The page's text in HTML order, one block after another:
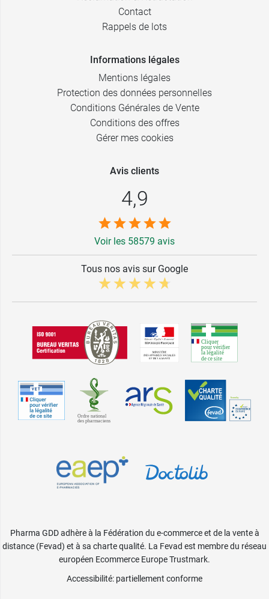
Contact
Rappels de lots
Informations légales
Mentions légales
Protection des données personnelles
Conditions Générales de Vente
Conditions des offres
Gérer mes cookies
Avis clients
4,9
Voir les 58579 avis
Tous nos avis sur Google
Pharma GDD adhère à la Fédération du e-commerce et de la vente à
distance (Fevad) et à sa charte qualité. La Fevad est membre du réseau
européen Ecommerce Europe Trustmark.
Accessibilité: partiellement conforme